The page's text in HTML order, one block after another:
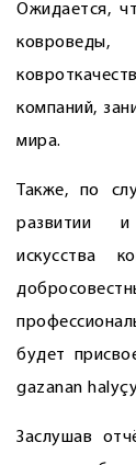
Ожидается,
ковроведы,
компаний,
мира.
Также, по
развитии и
искусства
будет
gazanan
Заслушав